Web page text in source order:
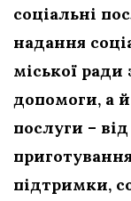
соціальні
надання
міської
допомоги, а
послуги –
підтримки,